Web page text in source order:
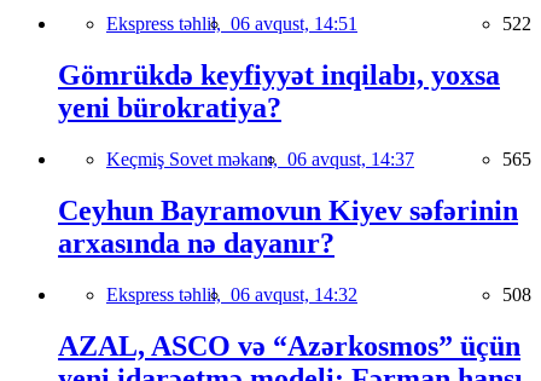
Ekspress təhlil, 06 avqust, 14:51 522
Gömrükdə keyfiyyət inqilabı, yoxsa
yeni bürokratiya?
Keçmiş Sovet məkanı, 06 avqust, 14:37 565
Ceyhun Bayramovun Kiyev səfərinin
arxasında nə dayanır?
Ekspress təhlil, 06 avqust, 14:32 508
AZAL, ASCO və “Azərkosmos” üçün